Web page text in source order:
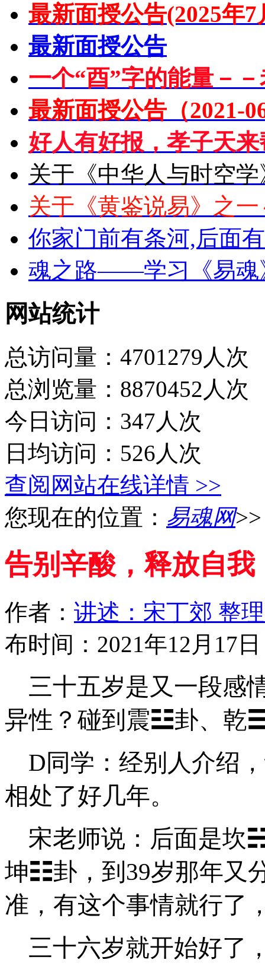
最新面授公告(2025年
最新面授公告
一个“酉”字的能量－
最新面授公告（2021-
好人有好报，孝子天来
关于《中华人与时空
关于《黄鉴说易》之
你家门前有条河,后面
魂之路——学习《易
网站统计
总访问量：4701279人次
总浏览量：8870452人次
今日访问：347人次
日均访问：526人次
查阅网站在线详情 >>
您现在的位置： 易魂网
告别辛酸，释放自我
作者： 讲述：宋丁郊 整
布时间：2021年12月17
三十五岁是又一段感
异性？碰到震☳卦、 乾
D同学：经别人介绍
相处了好几年。
宋老师说：后面是坎
坤☷卦 ，到39岁那年又
准，有这个事情就行了
三十六岁就开始好了